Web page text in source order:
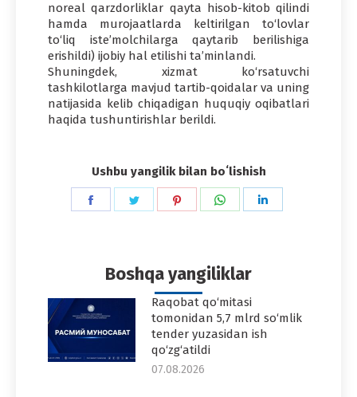
noreal qarzdorliklar qayta hisob-kitob qilindi
hamda murojaatlarda keltirilgan to‘lovlar
to‘liq iste’molchilarga qaytarib berilishiga
erishildi) ijobiy hal etilishi ta’minlandi.
Shuningdek, xizmat ko‘rsatuvchi
tashkilotlarga mavjud tartib-qoidalar va uning
natijasida kelib chiqadigan huquqiy oqibatlari
haqida tushuntirishlar berildi.
Ushbu yangilik bilan boʻlishish
Share
Share
Share
Share
Boshqa yangiliklar
Raqobat qo‘mitasi
tomonidan 5,7 mlrd so‘mlik
tender yuzasidan ish
qo‘zg‘atildi
07.08.2026